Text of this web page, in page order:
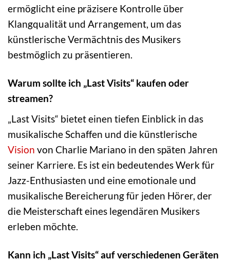
ermöglicht eine präzisere Kontrolle über
Klangqualität und Arrangement, um das
künstlerische Vermächtnis des Musikers
bestmöglich zu präsentieren.
Warum sollte ich „Last Visits“ kaufen oder
streamen?
„Last Visits“ bietet einen tiefen Einblick in das
musikalische Schaffen und die künstlerische
Vision von Charlie Mariano in den späten Jahren
seiner Karriere. Es ist ein bedeutendes Werk für
Jazz-Enthusiasten und eine emotionale und
musikalische Bereicherung für jeden Hörer, der
die Meisterschaft eines legendären Musikers
erleben möchte.
Kann ich „Last Visits“ auf verschiedenen Geräten